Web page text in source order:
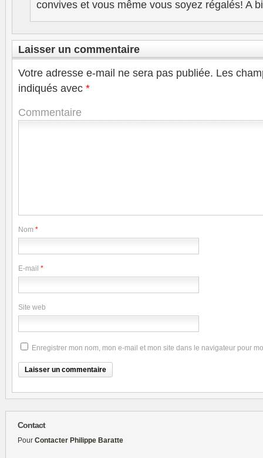
convives et vous même vous soyez régalés! A
Laisser un commentaire
Votre adresse e-mail ne sera pas publiée. Les
indiqués avec *
Commentaire
Nom *
E-mail *
Site web
Enregistrer mon nom, mon e-mail et mon site dans le navigateur pour
Contact
Pour Contacter Philippe Baratte